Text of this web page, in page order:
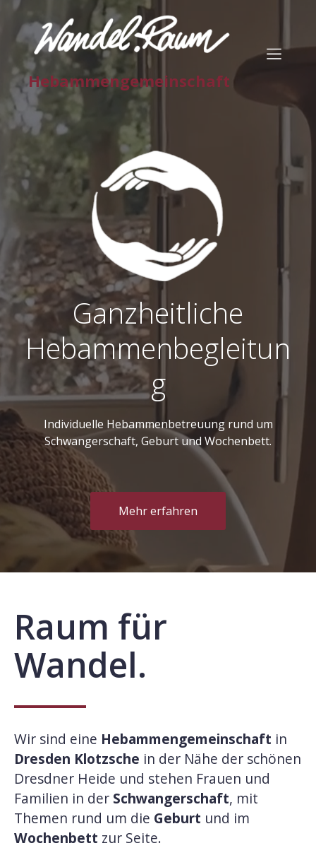
Hebammengemeinschaft
Ganzheitliche
Hebammenbegleitun
g
Individuelle Hebammenbetreuung rund um
Schwangerschaft, Geburt und Wochenbett.
Mehr erfahren
Raum für
Wandel.
Wir sind eine Hebammengemeinschaft in
Dresden Klotzsche in der Nähe der schönen
Dresdner Heide und stehen Frauen und
Familien in der Schwangerschaft, mit
Themen rund um die Geburt und im
Wochenbett zur Seite.